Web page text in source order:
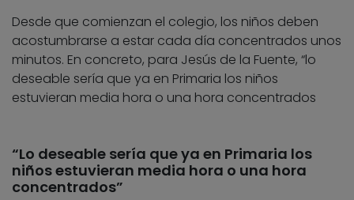
Desde que comienzan el colegio, los niños deben
acostumbrarse a estar cada día concentrados unos
minutos. En concreto, para Jesús de la Fuente, “lo
deseable sería que ya en Primaria los niños
estuvieran media hora o una hora concentrados
“Lo deseable sería que ya en Primaria los
niños estuvieran media hora o una hora
concentrados”